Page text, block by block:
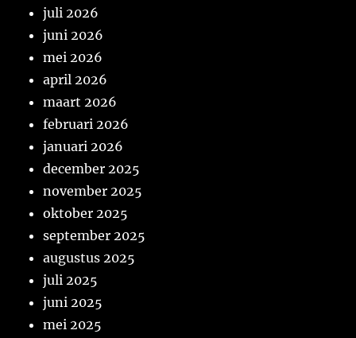
juli 2026
juni 2026
mei 2026
april 2026
maart 2026
februari 2026
januari 2026
december 2025
november 2025
oktober 2025
september 2025
augustus 2025
juli 2025
juni 2025
mei 2025